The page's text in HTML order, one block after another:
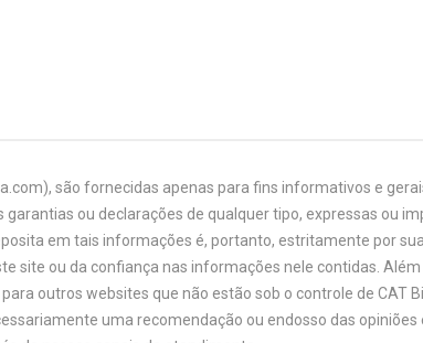
são fornecidas apenas para fins informativos e
ou declarações de qualquer tipo, expressas ou
em tais informações é, portanto, estritamente por
site ou da confiança nas informações nele contidas.
outros websites que não estão sob o controle de CAT
uma recomendação ou endosso das